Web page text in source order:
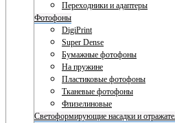
Переходники и адаптеры
Фотофоны
DigiPrint
Super Dense
Бумажные фотофоны
На пружине
Пластиковые фотофоны
Тканевые фотофоны
Флизелиновые
Светоформирующие насадки и